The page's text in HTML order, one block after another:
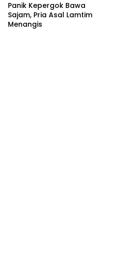
Panik Kepergok Bawa
Sajam, Pria Asal Lamtim
Menangis